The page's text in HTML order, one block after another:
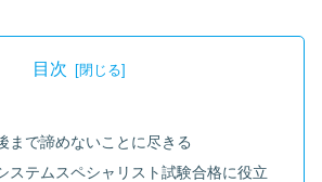
目次
まで諦めないことに尽きる
ステムスペシャリスト試験合格に役立